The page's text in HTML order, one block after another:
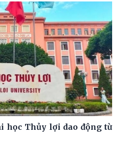
học Thủy lợi dao động từ